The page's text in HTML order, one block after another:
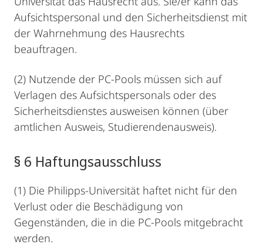
Aufsichtspersonal und den Sicherheitsdienst mit
der Wahrnehmung des Hausrechts
beauftragen.
(2) Nutzende der PC-Pools müssen sich auf
Verlagen des Aufsichtspersonals oder des
Sicherheitsdienstes ausweisen können (über
amtlichen Ausweis, Studierendenausweis).
§ 6 Haftungsausschluss
(1) Die Philipps-Universität haftet nicht für den
Verlust oder die Beschädigung von
Gegenständen, die in die PC-Pools mitgebracht
werden.